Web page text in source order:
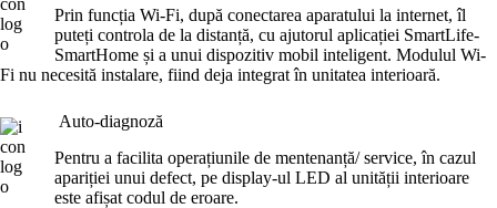
Prin funcția Wi-Fi, după conectarea aparatului la internet, îl
puteți controla de la distanță, cu ajutorul aplicației SmartLife-
SmartHome și a unui dispozitiv mobil inteligent. Modulul Wi-
Fi nu necesită instalare, fiind deja integrat în unitatea interioară.
Auto-diagnoză
Pentru a facilita operațiunile de mentenanță/ service, în cazul
apariției unui defect, pe display-ul LED al unității interioare
este afișat codul de eroare.